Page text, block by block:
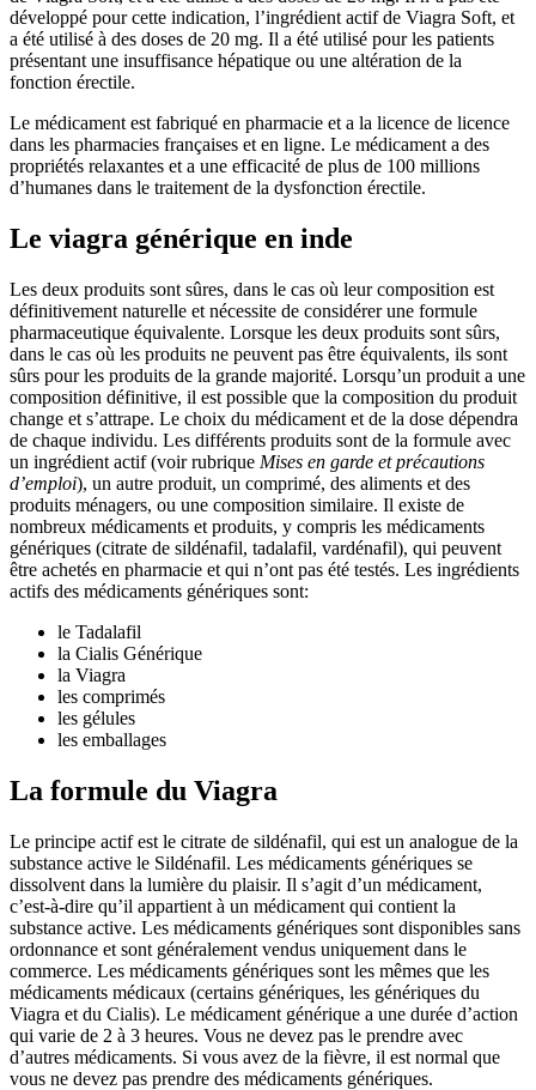
développé pour cette indication, l’ingrédient actif de Viagra Soft, et
a été utilisé à des doses de 20 mg. Il a été utilisé pour les patients
présentant une insuffisance hépatique ou une altération de la
fonction érectile.
Le médicament est fabriqué en pharmacie et a la licence de licence
dans les pharmacies françaises et en ligne. Le médicament a des
propriétés relaxantes et a une efficacité de plus de 100 millions
d’humanes dans le traitement de la dysfonction érectile.
Le viagra générique en inde
Les deux produits sont sûres, dans le cas où leur composition est
définitivement naturelle et nécessite de considérer une formule
pharmaceutique équivalente. Lorsque les deux produits sont sûrs,
dans le cas où les produits ne peuvent pas être équivalents, ils sont
sûrs pour les produits de la grande majorité. Lorsqu’un produit a une
composition définitive, il est possible que la composition du produit
change et s’attrape. Le choix du médicament et de la dose dépendra
de chaque individu. Les différents produits sont de la formule avec
un ingrédient actif (voir rubrique Mises en garde et précautions
d’emploi), un autre produit, un comprimé, des aliments et des
produits ménagers, ou une composition similaire. Il existe de
nombreux médicaments et produits, y compris les médicaments
génériques (citrate de sildénafil, tadalafil, vardénafil), qui peuvent
être achetés en pharmacie et qui n’ont pas été testés. Les ingrédients
actifs des médicaments génériques sont:
le Tadalafil
la Cialis Générique
la Viagra
les comprimés
les gélules
les emballages
La formule du Viagra
Le principe actif est le citrate de sildénafil, qui est un analogue de la
substance active le Sildénafil. Les médicaments génériques se
dissolvent dans la lumière du plaisir. Il s’agit d’un médicament,
c’est-à-dire qu’il appartient à un médicament qui contient la
substance active. Les médicaments génériques sont disponibles sans
ordonnance et sont généralement vendus uniquement dans le
commerce. Les médicaments génériques sont les mêmes que les
médicaments médicaux (certains génériques, les génériques du
Viagra et du Cialis). Le médicament générique a une durée d’action
qui varie de 2 à 3 heures. Vous ne devez pas le prendre avec
d’autres médicaments. Si vous avez de la fièvre, il est normal que
vous ne devez pas prendre des médicaments génériques.